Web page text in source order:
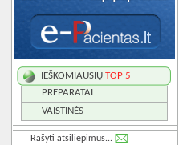
IEŠKOMIAUSIŲ TOP 5
PREPARATAI
VAISTINĖS
Rašyti atsiliepimus...